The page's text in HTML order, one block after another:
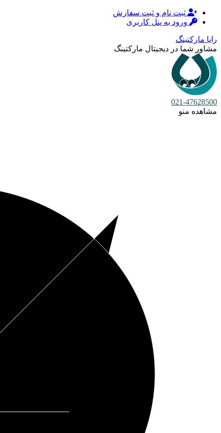
ثبت نام و ثبت سفارش
ورود به پنل کاربری
رایا مارکتینگ
مشاور شما در دیجیتال مارکتینگ
021-47628500
مشاهده منو